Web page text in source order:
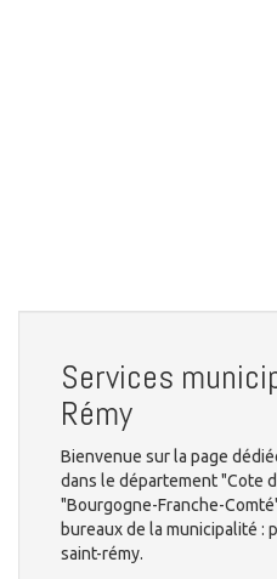
Services
Rémy
Bienvenue sur la page
dans le département "Cote
"Bourgogne-Franche-
bureaux de la municipalité :
saint-rémy.